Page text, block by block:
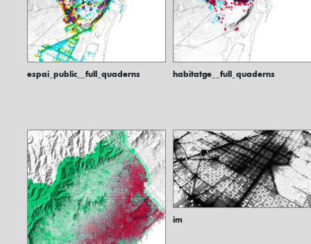
espai_public__full_quaderns habitatge__full_quaderns
im